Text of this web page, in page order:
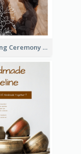
Wedding Ceremony Booklet